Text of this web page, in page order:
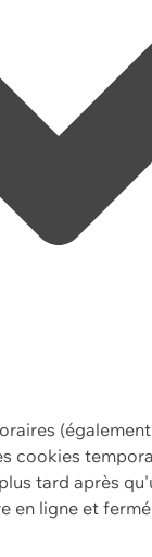
cookies
tard après
en ligne et